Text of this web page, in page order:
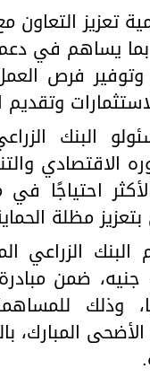
تعزيز
بما يساهم في
وتوفير فرص
وتقديم
البنك
الاقتصادي
احتياجًا في
مظلة
بلغت 700 ألف
وذلك
المبارك،